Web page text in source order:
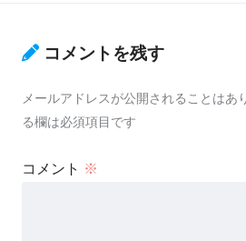
コメントを残す
メールアドレスが公開されることはあ
る欄は必須項目です
コメント ※